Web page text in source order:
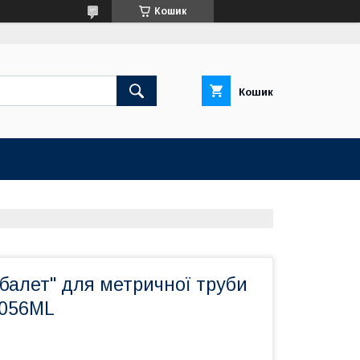
Кошик
Кошик
для метричної труби